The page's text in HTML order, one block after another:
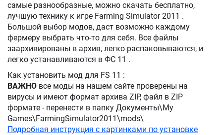
самые разнообразные, можно скачать бесплатно,
лучшую технику к игре Farming Simulator 2011 .
Большой выбор модов, даст возможно каждому
фермеру выбрать что-то для себя. Все файлы
заархивированы в архив, легко распаковываются, и
легко устанавливаются в ФС 11 .
Как установить мод для FS 11 :
ВАЖНО все моды на нашем сайте проверены на
вирусы и имеют формат архива ZIP, файл в ZIP
формате - перенести в папку Документы\My
Games\FarmingSimulator2011\mods\
Подробная инструкция с картинками по установке